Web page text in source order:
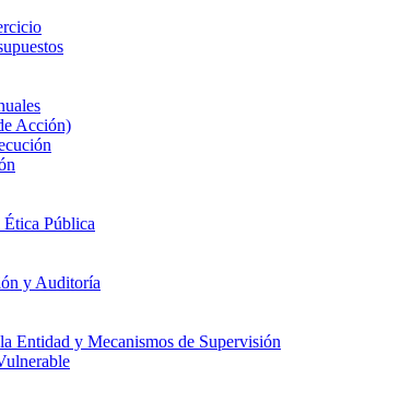
Acción)
Ética Pública
y Auditoría
Entidad y Mecanismos de Supervisión